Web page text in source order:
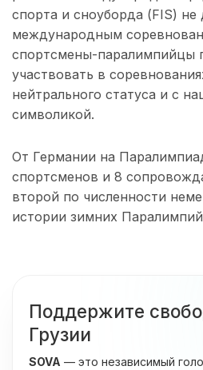
спорта и сноуборда (FIS) не
международным
спортсмены-паралимпийцы
участвовать в
нейтрального статуса и с
символикой.
От Германии на
спортсменов и 8
второй по численности
истории зимних
Поддержите
Грузии
SOVA — это независимый